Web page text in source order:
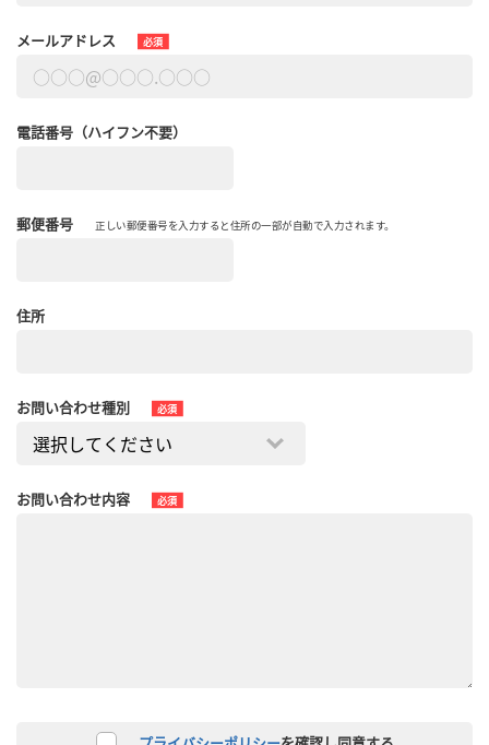
メールアドレス 必須
電話番号（ハイフン不要）
郵便番号 正しい郵便番号を入力すると住所の一部が自動で入力されます。
住所
お問い合わせ種別 必須
お問い合わせ内容 必須